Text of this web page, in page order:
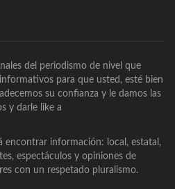
del periodismo de nivel que
para que usted, esté bien
su confianza y le damos las
y darle like a
encontrar información: local, estatal,
espectáculos y opiniones de
con un respetado pluralismo.